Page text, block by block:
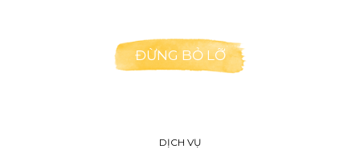
ĐỪNG BỎ LỠ
DỊCH VỤ